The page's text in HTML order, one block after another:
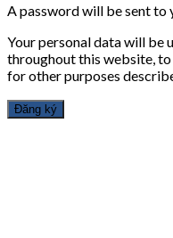
A password will be sent to
Your personal data will be
throughout this website, to
for other purposes
Đăng ký